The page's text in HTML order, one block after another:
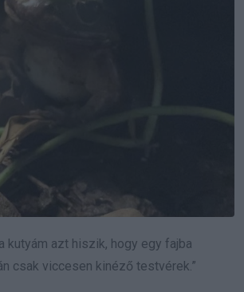
kutyám azt hiszik, hogy egy fajba
csak viccesen kinéző testvérek.”